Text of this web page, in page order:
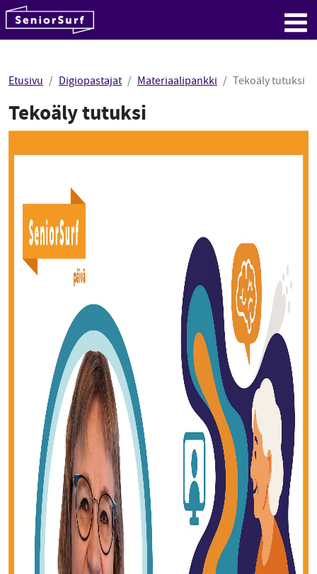
Hyppää sisältöön
Etusivu Digiopastajat Materiaalipankki Tekoäly tutuksi
Tekoäly tutuksi